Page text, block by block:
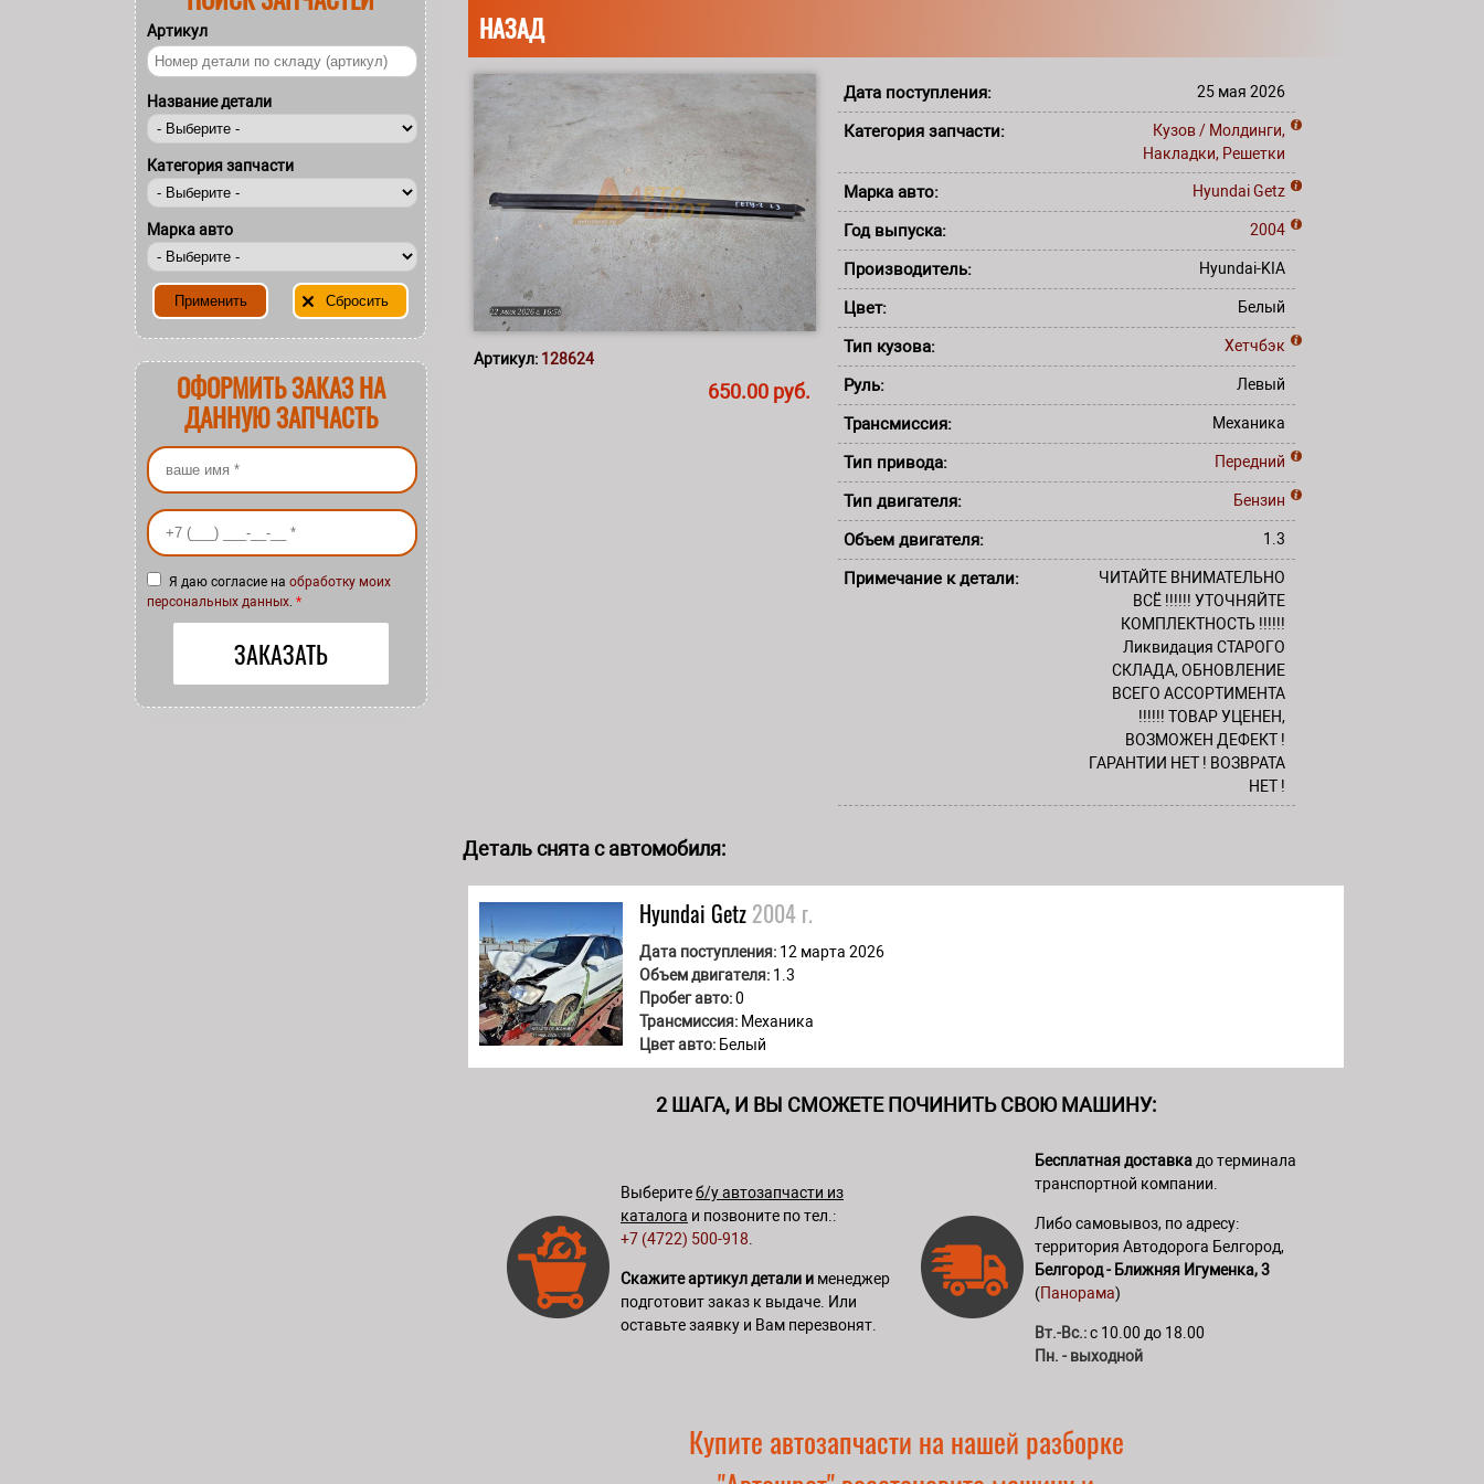
НАЗАД
Артикул: 128624
650.00 руб.
Дата поступления: 25 мая 2026
Категория запчасти:
Кузов / Молдинги,
Накладки, Решетки
Марка авто: HyundaiGetz
Год выпуска: 2004
Производитель: Hyundai-KIA
Цвет: Белый
Тип кузова: Хетчбэк
Руль: Левый
Трансмиссия: Механика
Тип привода: Передний
Тип двигателя: Бензин
Объем двигателя: 1.3
Примечание к детали:
ЧИТАЙТЕ ВНИМАТЕЛЬНО
ВСЁ !!!!!! УТОЧНЯЙТЕ
КОМПЛЕКТНОСТЬ !!!!!!
Ликвидация СТАРОГО
СКЛАДА, ОБНОВЛЕНИЕ
ВСЕГО АССОРТИМЕНТА
!!!!!! ТОВАР УЦЕНЕН,
ВОЗМОЖЕН ДЕФЕКТ !
ГАРАНТИИ НЕТ ! ВОЗВРАТА
НЕТ !
Деталь снята с автомобиля:
Hyundai Getz 2004 г.
Дата поступления: 12 марта 2026
Объем двигателя: 1.3
Пробег авто:0
Трансмиссия: Механика
Цвет авто: Белый
2 ШАГА, И ВЫ СМОЖЕТЕ ПОЧИНИТЬ СВОЮ МАШИНУ:
Выберитеб/у автозапчасти из
каталога и позвоните по тел.:
+7 (4722) 500-918
Скажите артикул детали и менеджер
подготовит заказ к выдаче. Или
оставьте заявку и Вам перезвонят.
Бесплатная доставка до терминала
транспортной компании.
Либо самовывоз, по адресу:
территория Автодорога Белгород,
Белгород - Ближняя Игуменка, 3
(Панорама)
Вт.-Вс.:с 10.00 до 18.00
Пн. - выходной
Купите автозапчасти на нашей разборке
Артикул
Название детали
Категория запчасти
Марка авто
ОФОРМИТЬ ЗАКАЗ НА
ДАННУЮ ЗАПЧАСТЬ
Ваше имя
Ваш номер телефона
Я даю согласие на обработку моих
персональных данных. *